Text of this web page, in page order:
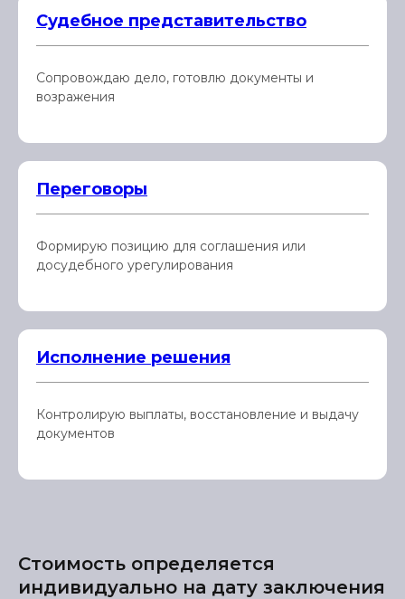
Судебное представительство
Сопровождаю дело, готовлю документы и
возражения
Переговоры
Формирую позицию для соглашения или
досудебного урегулирования
Исполнение решения
Контролирую выплаты, восстановление и выдачу
документов
Стоимость определяется
индивидуально на дату заключения